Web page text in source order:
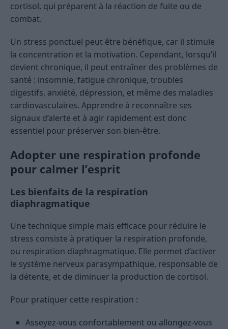
cortisol, qui préparent à la réaction de fuite ou de
combat.
Un stress ponctuel peut être bénéfique, car il stimule
la concentration et la motivation. Cependant, lorsqu’il
devient chronique, il peut entraîner des problèmes de
santé : insomnie, fatigue chronique, troubles
digestifs, anxiété, dépression, et même des maladies
cardiovasculaires. Apprendre à reconnaître ses
signaux d’alerte et à agir rapidement est donc
essentiel pour préserver son bien-être.
Adopter une respiration profonde
pour calmer l’esprit
Les bienfaits de la respiration
diaphragmatique
Une technique simple mais efficace pour réduire le
stress consiste à pratiquer la respiration profonde,
ou respiration diaphragmatique. Elle permet d’activer
le système nerveux parasympathique, responsable de
la détente, et de diminuer la production de cortisol.
Pour pratiquer cette respiration :
Asseyez-vous confortablement ou allongez-vous